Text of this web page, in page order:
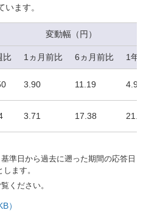
います。
変動幅（円）
比 1ヵ月前比 6ヵ月前比 1年
3.90 11.19 4.98
3.71 17.38
準日から過去に遡った期間の応答日
ます。
ください。
）